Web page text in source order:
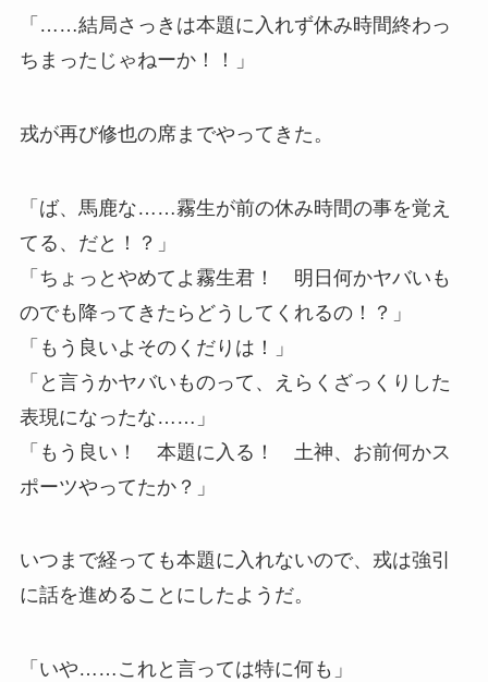
「……結局さっきは本題に入れず休み時間終わっ
ちまったじゃねーか！！」
戎が再び修也の席までやってきた。
「ば、馬鹿な……霧生が前の休み時間の事を覚え
てる、だと！？」
「ちょっとやめてよ霧生君！ 明日何かヤバいも
のでも降ってきたらどうしてくれるの！？」
「もう良いよそのくだりは！」
「と言うかヤバいものって、えらくざっくりした
表現になったな……」
「もう良い！ 本題に入る！ 土神、お前何かス
ポーツやってたか？」
いつまで経っても本題に入れないので、戎は強引
に話を進めることにしたようだ。
「いや……これと言っては特に何も」